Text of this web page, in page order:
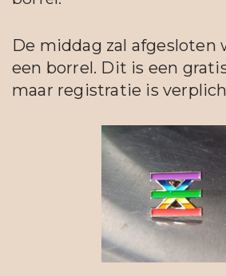
De middag zal afgesloten
een borrel. Dit is een
maar registratie is